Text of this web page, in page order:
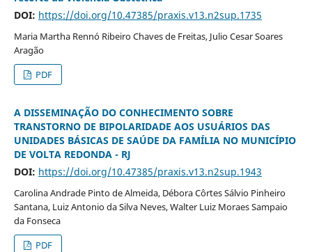
DOI: https://doi.org/10.47385/praxis.v13.n2sup.1735
Maria Martha Rennó Ribeiro Chaves de Freitas, Julio Cesar Soares
Aragão
PDF
A DISSEMINAÇÃO DO CONHECIMENTO SOBRE
TRANSTORNO DE BIPOLARIDADE AOS USUÁRIOS DAS
UNIDADES BÁSICAS DE SAÚDE DA FAMÍLIA NO MUNICÍPIO
DE VOLTA REDONDA - RJ
DOI: https://doi.org/10.47385/praxis.v13.n2sup.1943
Carolina Andrade Pinto de Almeida, Débora Côrtes Sálvio Pinheiro
Santana, Luiz Antonio da Silva Neves, Walter Luiz Moraes Sampaio
da Fonseca
PDF